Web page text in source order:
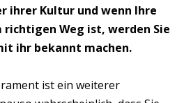
ihrer Kultur und wenn Ihre
richtigen Weg ist, werden Sie
ihr bekannt machen.
ist ein weiterer